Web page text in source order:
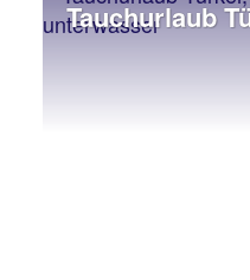
Tauchurlaub